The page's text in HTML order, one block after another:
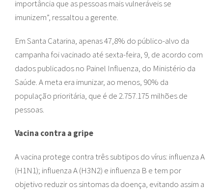
importância que as pessoas mais vulneráveis se
imunizem”, ressaltou a gerente.
Em Santa Catarina, apenas 47,8% do público-alvo da
campanha foi vacinado até sexta-feira, 9, de acordo com
dados publicados no Painel Influenza, do Ministério da
Saúde. A meta era imunizar, ao menos, 90% da
população prioritária, que é de 2.757.175 milhões de
pessoas.
Vacina contra a gripe
A vacina protege contra três subtipos do vírus: influenza A
(H1N1); influenza A (H3N2) e influenza B e tem por
objetivo reduzir os sintomas da doença, evitando assim a